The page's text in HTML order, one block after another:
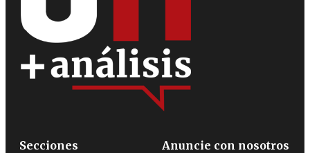
Secciones
Anuncie con nosotros